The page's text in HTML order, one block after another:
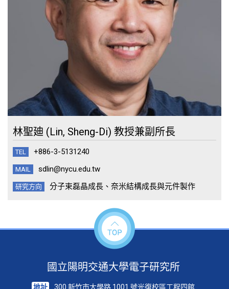
林聖廸 (Lin, Sheng-Di) 教授兼副所長
TEL +886-3-5131240
MAIL sdlin@nycu.edu.tw
研究方向 分子束磊晶成長、奈米結構成長與元件製作
國立陽明交通大學電子研究所
地址 300 新竹市大學路 1001 號光復校區工程四館